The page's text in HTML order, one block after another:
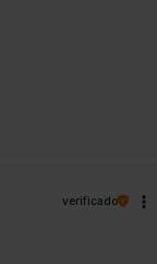
verificado